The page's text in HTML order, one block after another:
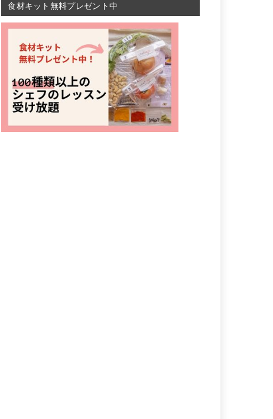
食材キット無料プレゼント中